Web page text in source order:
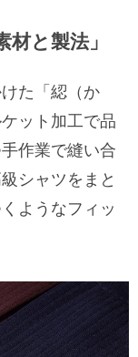
と製法」
た「綛（か
ット加工で品
作業で縫い合
シャツをまと
ようなフィッ